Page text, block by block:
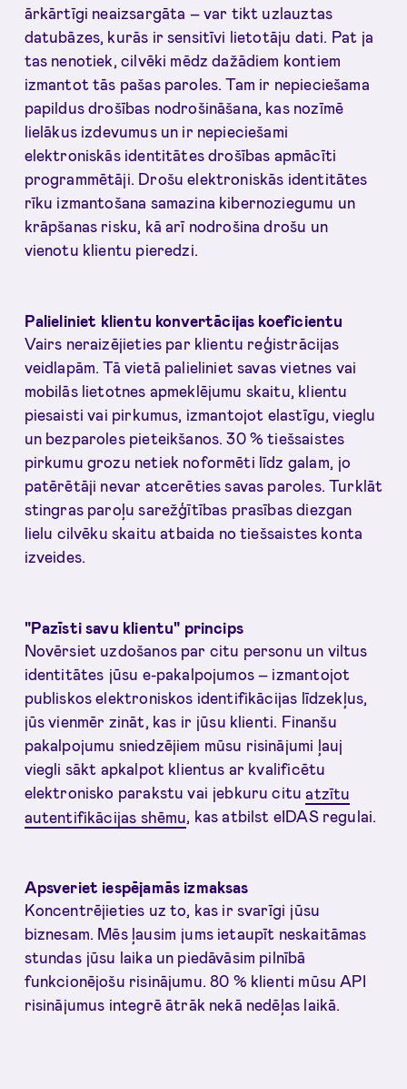
ārkārtīgi neaizsargāta – var tikt uzlauztas
datubāzes, kurās ir sensitīvi lietotāju dati. Pat ja
tas nenotiek, cilvēki mēdz dažādiem kontiem
izmantot tās pašas paroles. Tam ir nepieciešama
papildus drošības nodrošināšana, kas nozīmē
lielākus izdevumus un ir nepieciešami
elektroniskās identitātes drošības apmācīti
programmētāji. Drošu elektroniskās identitātes
rīku izmantošana samazina kibernoziegumu un
krāpšanas risku, kā arī nodrošina drošu un
vienotu klientu pieredzi.
Palieliniet klientu konvertācijas koeficientu
Vairs neraizējieties par klientu reģistrācijas
veidlapām. Tā vietā palieliniet savas vietnes vai
mobilās lietotnes apmeklējumu skaitu, klientu
piesaisti vai pirkumus, izmantojot elastīgu, vieglu
un bezparoles pieteikšanos. 30 % tiešsaistes
pirkumu grozu netiek noformēti līdz galam, jo
patērētāji nevar atcerēties savas paroles. Turklāt
stingras paroļu sarežģītības prasības diezgan
lielu cilvēku skaitu atbaida no tiešsaistes konta
izveides.
"Pazīsti savu klientu" princips
Novērsiet uzdošanos par citu personu un viltus
identitātes jūsu e-pakalpojumos – izmantojot
publiskos elektroniskos identifikācijas līdzekļus,
jūs vienmēr zināt, kas ir jūsu klienti. Finanšu
pakalpojumu sniedzējiem mūsu risinājumi ļauj
viegli sākt apkalpot klientus ar kvalificētu
elektronisko parakstu vai jebkuru cituatzītu
autentifikācijas shēmu, kas atbilst eIDAS regulai.
Apsveriet iespējamās izmaksas
Koncentrējieties uz to, kas ir svarīgi jūsu
biznesam. Mēs ļausim jums ietaupīt neskaitāmas
stundas jūsu laika un piedāvāsim pilnībā
funkcionējošu risinājumu. 80 % klienti mūsu API
risinājumus integrē ātrāk nekā nedēļas laikā.